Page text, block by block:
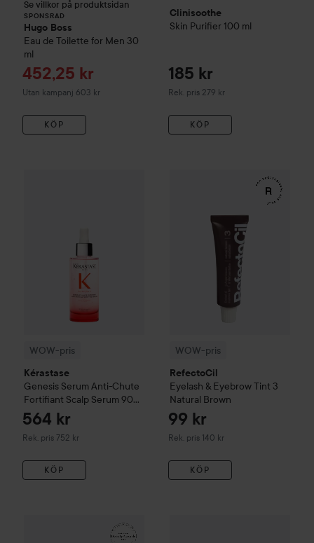
Se villkor på produktsidan
SPONSRAD
Hugo Boss
Eau de Toilette for Men 30
ml
Reapris
452,25 kr
Utan kampanj 603 kr
KÖP
Clinisoothe
Skin Purifier 100 ml
185 kr
Rek. pris 279 kr
Rekommenderat pris 279 kr
KÖP
WOW-pris
Kérastase
Genesis Serum Anti-Chute
Fortifiant Scalp Serum90
ml
564 kr
Rek. pris 752 kr
Rekommenderat pris 752 kr
KÖP
Serum Anti-Chute Fortifiant
WOW-pris
RefectoCil
Eyelash & Eyebrow Tint 3
Natural Brown
99 kr
Rek. pris 140 kr
Rekommenderat pris 140 kr
KÖP
RefectoCilEyelash
La Roche-Posay